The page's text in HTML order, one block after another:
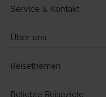
Service & Kontakt
Über uns
Reisethemen
Beliebte Reiseziele